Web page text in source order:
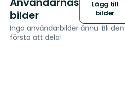
bilder
Lägg till
bilder
Inga användarbilder ännu. Bli den
första att dela!